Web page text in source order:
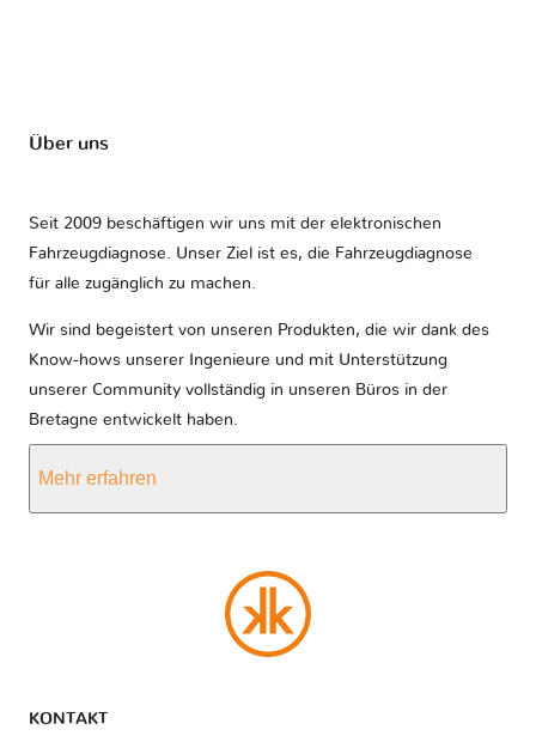
Über uns
Seit 2009 beschäftigen wir uns mit der elektronischen
Fahrzeugdiagnose. Unser Ziel ist es, die Fahrzeugdiagnose
für alle zugänglich zu machen.
Wir sind begeistert von unseren Produkten, die wir dank des
Know-hows unserer Ingenieure und mit Unterstützung
unserer Community vollständig in unseren Büros in der
Bretagne entwickelt haben.
Mehr erfahren
KONTAKT